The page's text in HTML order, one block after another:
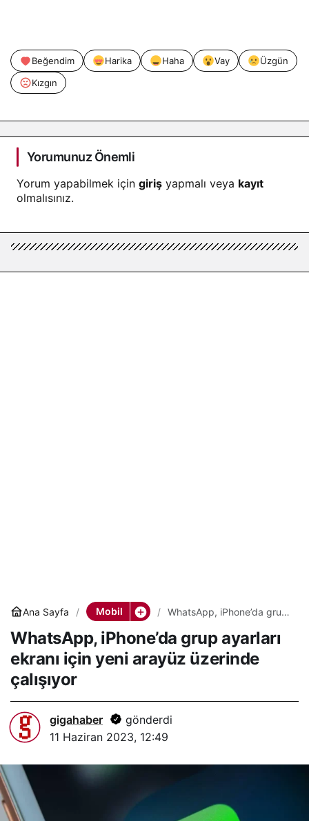
Beğendim Harika Haha Vay
Üzgün
Kızgın
Yorumunuz Önemli
Yorum yapabilmek için giriş yapmalı veya kayıt
olmalısınız.
Ana Sayfa Mobil
WhatsApp, iPhone’da grup
arayüz üzerinde çalışıyor
WhatsApp, iPhone’da grup ayarları
ekranı için yeni arayüz üzerinde
çalışıyor
gigahaber
gönderdi
11 Haziran 2023, 12:49